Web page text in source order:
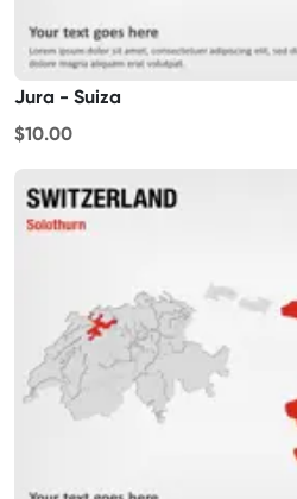
Jura - Suiza
$10.00